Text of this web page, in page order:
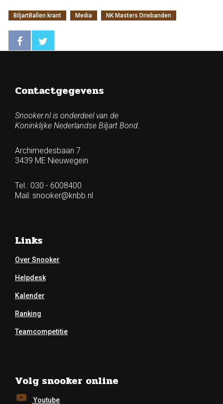
BiljartBallen krant Media NK Masters Driebanden
Contactgegevens
Snooker.nl is onderdeel van de
Koninklijke Nederlandse Biljart Bond.
Archimedesbaan 7
3439 ME Nieuwegein
Tel.: 030 - 6008400
Mail: snooker@knbb.nl
Links
Over Snooker
Helpdesk
Kalender
Ranking
Teamcompetitie
Volg snooker online
Youtube